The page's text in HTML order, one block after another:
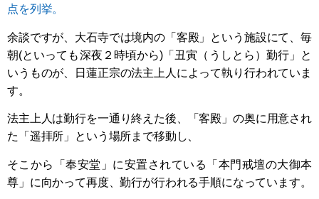
点を列挙。
余談ですが、大石寺では境内の「客殿」という施設にて、毎
朝(といっても深夜２時頃から)「丑寅（うしとら）勤行」と
いうものが、日蓮正宗の法主上人によって執り行われていま
す。
法主上人は勤行を一通り終えた後、「客殿」の奥に用意され
た「遥拝所」という場所まで移動し、
そこから「奉安堂」に安置されている「本門戒壇の大御本
尊」に向かって再度、勤行が行われる手順になっています。